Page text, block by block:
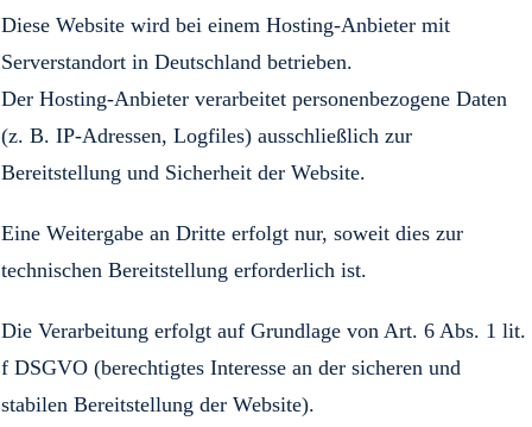
Diese Website wird bei einem Hosting-Anbieter mit
Serverstandort in Deutschland betrieben.
Der Hosting-Anbieter verarbeitet personenbezogene Daten
(z. B. IP-Adressen, Logfiles) ausschließlich zur
Bereitstellung und Sicherheit der Website.
Eine Weitergabe an Dritte erfolgt nur, soweit dies zur
technischen Bereitstellung erforderlich ist.
Die Verarbeitung erfolgt auf Grundlage von Art. 6 Abs. 1 lit.
f DSGVO (berechtigtes Interesse an der sicheren und
stabilen Bereitstellung der Website).